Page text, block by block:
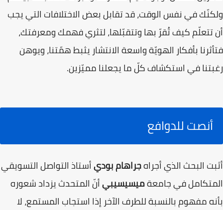
ولكنّك في نفس الوقت، قد تقابل بعض الاختلافات التي يجب
أن تتعلّم كيف تُقرّ بها وتتقبّلها، لتثري فهمك ومعرفتك،
فتأثرنا بأفكار الهويّة واسعة الانتشار يثبط همّتنا، ويوهن
رغبتنا في استكشاف كلّ ما يجعلنا مميّزين.
أنصت للدوافع
أثبت البحث الذي أجراهجراهام بوديأستاذ التواصل التسويقي
المتكامل في جامعةميسيسيبيأنّ المتحدث يزداد شعوره
بأنه مفهوم بالنسبة للطرف الآخر إذا استجاب المستمع، لا